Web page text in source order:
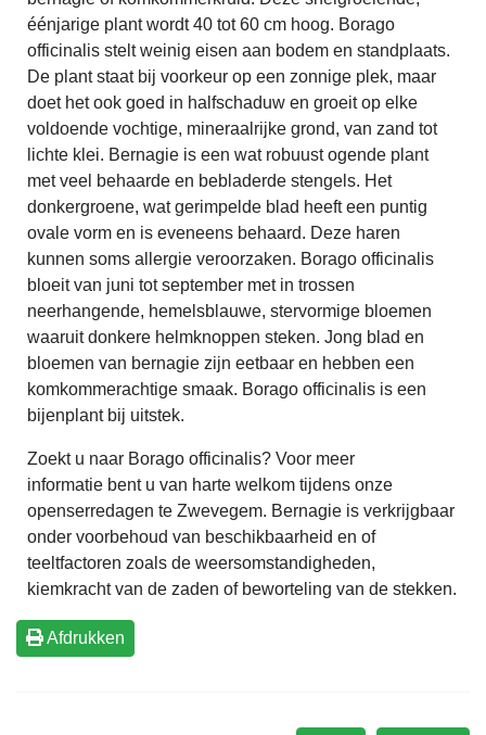
éénjarige plant wordt 40 tot 60 cm hoog. Borago
officinalis stelt weinig eisen aan bodem en standplaats.
De plant staat bij voorkeur op een zonnige plek, maar
doet het ook goed in halfschaduw en groeit op elke
voldoende vochtige, mineraalrijke grond, van zand tot
lichte klei. Bernagie is een wat robuust ogende plant
met veel behaarde en bebladerde stengels. Het
donkergroene, wat gerimpelde blad heeft een puntig
ovale vorm en is eveneens behaard. Deze haren
kunnen soms allergie veroorzaken. Borago officinalis
bloeit van juni tot september met in trossen
neerhangende, hemelsblauwe, stervormige bloemen
waaruit donkere helmknoppen steken. Jong blad en
bloemen van bernagie zijn eetbaar en hebben een
komkommerachtige smaak. Borago officinalis is een
bijenplant bij uitstek.
Zoekt u naar Borago officinalis? Voor meer
informatie bent u van harte welkom tijdens onze
openserredagen te Zwevegem. Bernagie is verkrijgbaar
onder voorbehoud van beschikbaarheid en of
teeltfactoren zoals de weersomstandigheden,
kiemkracht van de zaden of beworteling van de stekken.
Afdrukken